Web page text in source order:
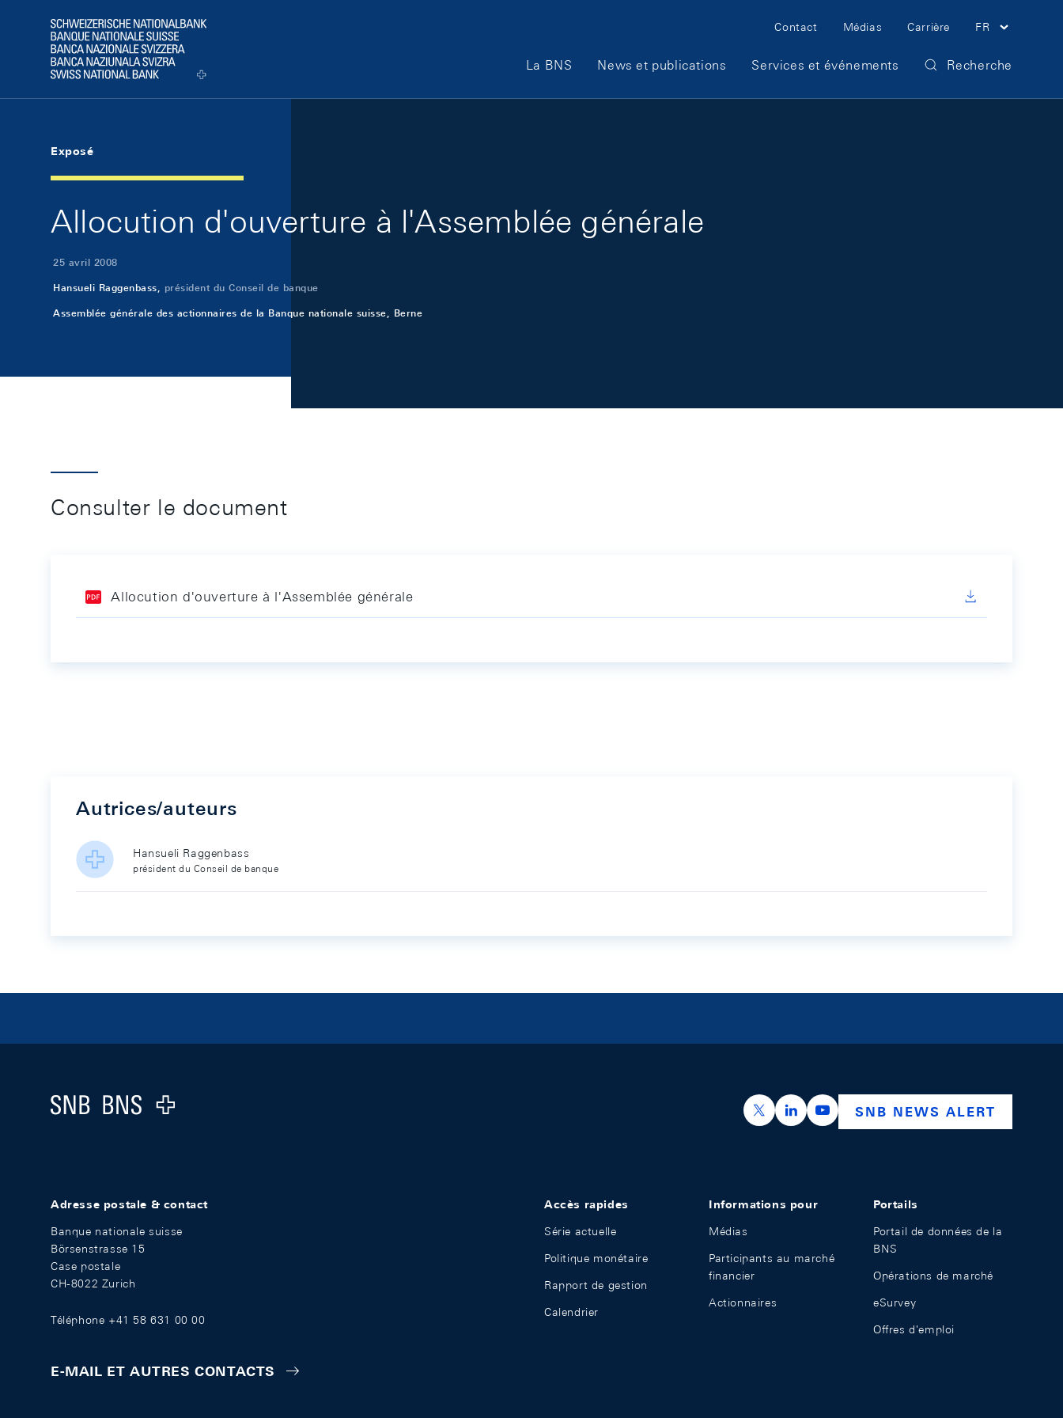
Logo
Meta Navigation
Contact Médias Carrière FR
Main Navigation
La BNS News et publications Services et événements Recherche
Exposé
Allocution d'ouverture à l'Assemblée générale
25 avril 2008
Hansueli Raggenbass, président du Conseil de banque
Assemblée générale des actionnaires de la Banque nationale suisse, Berne
Consulter le document
Allocution d'ouverture à l'Assemblée générale
Autrices/auteurs
Hansueli Raggenbass
président du Conseil de banque
Logo
https://x.com/snb_bns
https://ch.linkedin.com/company/swiss-
https://www.youtube.com/
SNB NEWS ALERT
Adresse postale & contact
Banque nationale suisse
Börsenstrasse 15
Case postale
CH-8022 Zurich
Téléphone +41 58 631 00 00
E-MAIL ET AUTRES CONTACTS
Accès rapides
Série actuelle
Politique monétaire
Rapport de gestion
Calendrier
Informations pour
Médias
Participants au marché
financier
Actionnaires
Portails
Portail de données de la
BNS
Opérations de marché
eSurvey
Offres d'emploi